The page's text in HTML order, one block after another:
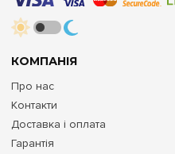
КОМПАНІЯ
Про нас
Контакти
Доставка і оплата
Гарантія